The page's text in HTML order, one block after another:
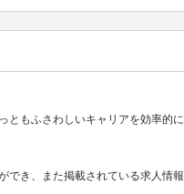
ともふさわしいキャリアを効率的に
でき、また掲載されている求人情報